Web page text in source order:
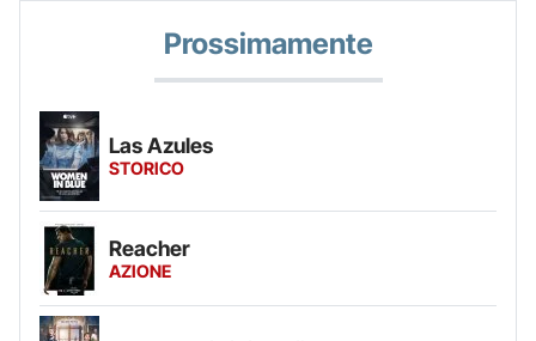
Prossimamente
Las Azules
STORICO
Reacher
AZIONE